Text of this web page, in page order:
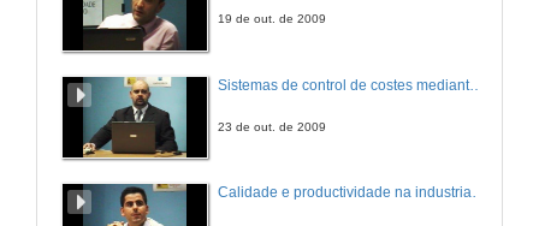
19 de out. de 2009
23 de out. de 2009
Calidade e productividade na industria electrónica.